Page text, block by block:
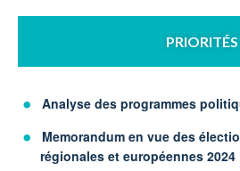
PRIORITÉS
Analyse des programmes
Memorandum en vue des
régionales et européennes 2024